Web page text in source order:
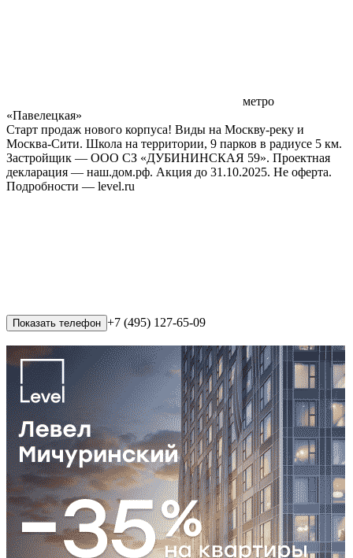
метро
«Павелецкая»
Старт продаж нового корпуса! Виды на Москву-реку и
Москва-Сити. Школа на территории, 9 парков в радиусе 5 км.
Застройщик — ООО СЗ «ДУБИНИНСКАЯ 59». Проектная
декларация — наш.дом.рф. Акция до 31.10.2025. Не оферта.
Подробности — level.ru
Показать телефон +7 (495) 127-65-09